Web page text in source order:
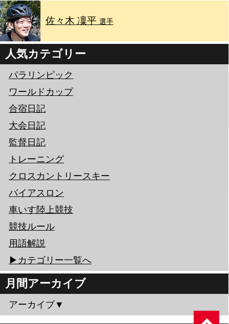
佐々木 凜平 選手
人気カテゴリー
パラリンピック
ワールドカップ
合宿日記
大会日記
監督日記
トレーニング
クロスカントリースキー
バイアスロン
車いす陸上競技
競技ルール
用語解説
▶︎カテゴリー一覧へ
月間アーカイブ
アーカイブ▼